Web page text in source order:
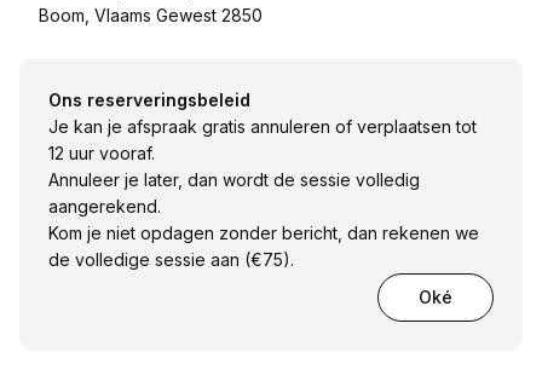
Boom, Vlaams Gewest 2850
Ons reserveringsbeleid
Je kan je afspraak gratis annuleren of verplaatsen tot
12 uur vooraf.
Annuleer je later, dan wordt de sessie volledig
aangerekend.
Kom je niet opdagen zonder bericht, dan rekenen we
de volledige sessie aan (€75).
Oké